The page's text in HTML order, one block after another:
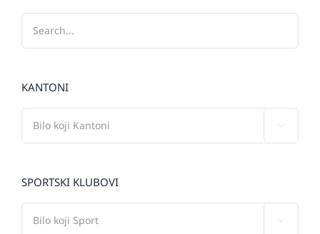
KANTONI
SPORTSKI KLUBOVI